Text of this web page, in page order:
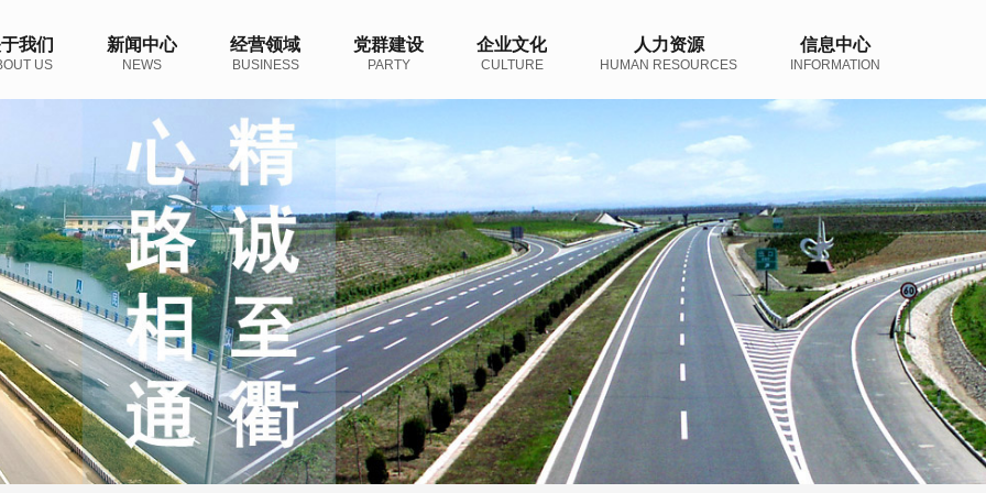
我们
US
新闻中心
NEWS
经营领域
BUSINESS
党群建设
PARTY
企业文化
CULTURE
人力资源
HUMAN RESOURCES
信息中心
INFORMATION